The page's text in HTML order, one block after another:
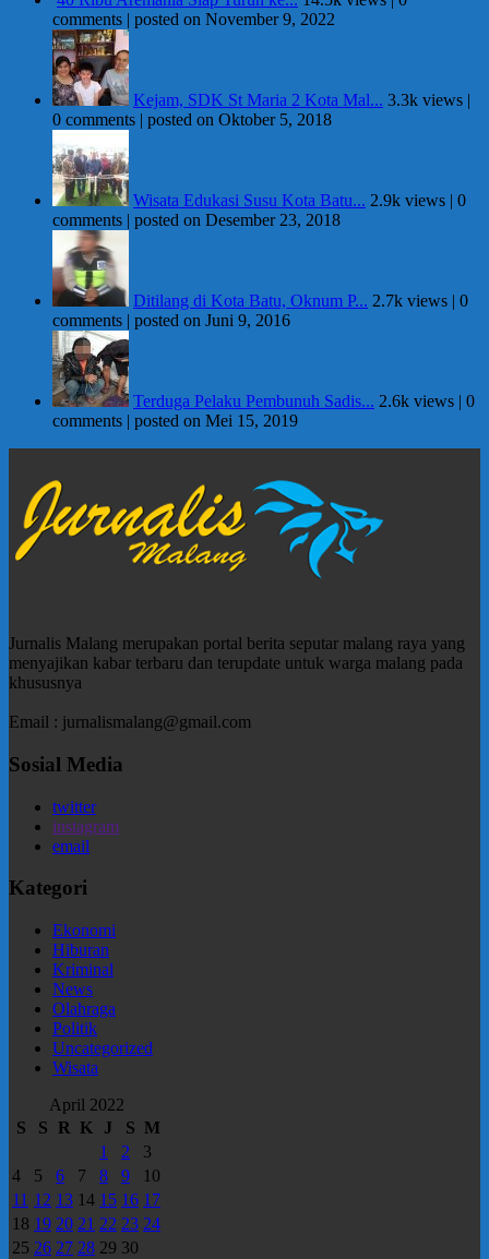
comments | posted on November 9, 2022
Kejam, SDK St Maria 2 Kota Mal... 3.3k views |
0 comments | posted on Oktober 5, 2018
Wisata Edukasi Susu Kota Batu... 2.9k views | 0
comments | posted on Desember 23, 2018
Ditilang di Kota Batu, Oknum P... 2.7k views | 0
comments | posted on Juni 9, 2016
Terduga Pelaku Pembunuh Sadis... 2.6k views | 0
comments | posted on Mei 15, 2019
Jurnalis Malang merupakan portal berita seputar malang raya yang
menyajikan kabar terbaru dan terupdate untuk warga malang pada
khususnya
Email : jurnalismalang@gmail.com
Sosial Media
twitter
instagram
email
Kategori
Ekonomi
Hiburan
Kriminal
News
Olahraga
Politik
Uncategorized
Wisata
April 2022
S
S R K J S M
1
2
3
4
5 6 7 8 9
10
11 12 13 14 15 16 17
18 19 20 21 22 23 24
25 26 27 28 29 30